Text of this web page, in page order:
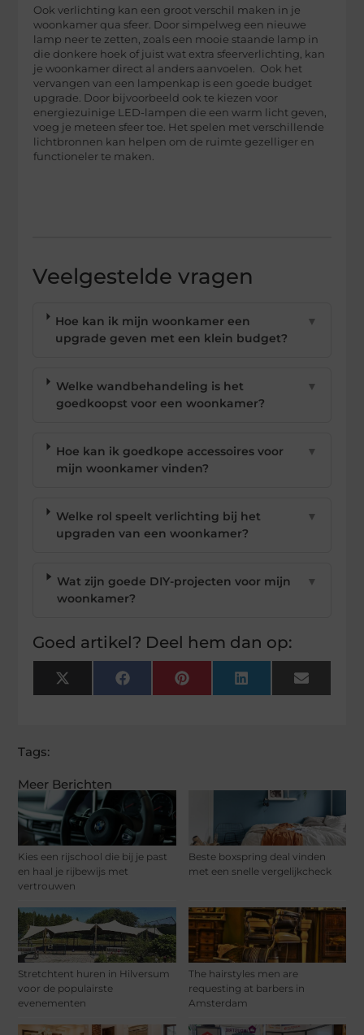
Meer Berichten
Kies een rijschool die bij je past
en haal je rijbewijs met
vertrouwen
Beste boxspring deal vinden
met een snelle vergelijkcheck
Stretchtent huren in Hilversum
voor de populairste
evenementen
The hairstyles men are
requesting at barbers in
Amsterdam
Ook verlichting kan een groot verschil maken in je
woonkamer qua sfeer. Door simpelweg een nieuwe
lamp neer te zetten, zoals een mooie staande lamp in
die donkere hoek of juist wat extra sfeerverlichting, kan
je woonkamer direct al anders aanvoelen. Ook het
vervangen van een lampenkap is een goede budget
upgrade. Door bijvoorbeeld ook te kiezen voor
energiezuinige LED-lampen die een warm licht geven,
voeg je meteen sfeer toe. Het spelen met verschillende
lichtbronnen kan helpen om de ruimte gezelliger en
functioneler te maken.
Veelgestelde vragen
Hoe kan ik mijn woonkamer een
upgrade geven met een klein budget?
▼
Welke wandbehandeling is het
goedkoopst voor een woonkamer?
▼
Hoe kan ik goedkope accessoires voor
mijn woonkamer vinden?
▼
Welke rol speelt verlichting bij het
upgraden van een woonkamer?
▼
Wat zijn goede DIY-projecten voor mijn
woonkamer?
▼
Goed artikel? Deel hem dan op:
X
(Twitter)
FacebookPinterest LinkedIn Email
Tags: